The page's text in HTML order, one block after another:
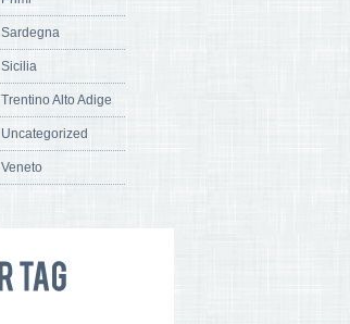
Sardegna
Sicilia
Trentino Alto Adige
Uncategorized
Veneto